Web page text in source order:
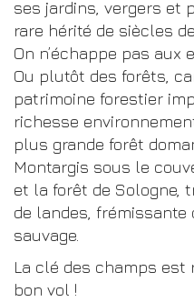
ses jardins, vergers et
rare hérité de siècles
On n’échappe pas
Ou plutôt des forêts,
patrimoine forestier
richesse
plus grande forêt
Montargis sous le
et la forêt de Sologne,
de landes, frémissante
sauvage.
La clé des champs est
bon vol !